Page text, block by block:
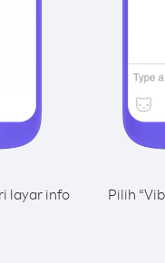
layar info
Pilih